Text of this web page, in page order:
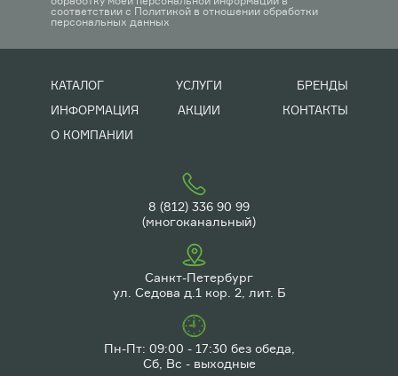
соответствии с Политикой в отношении обработки
персональных данных
КАТАЛОГ УСЛУГИ
БРЕНДЫ
ИНФОРМАЦИЯ
АКЦИИ
КОНТАКТЫ
О КОМПАНИИ
8 (812) 336 90 99
(многоканальный)
Санкт-Петербург
ул. Седова д.1 кор. 2, лит. Б
Пн-Пт: 09:00 - 17:30 без обеда,
Сб, Вс - выходные